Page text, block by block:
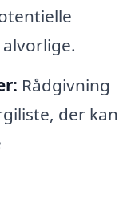
Rådgivning
der kan